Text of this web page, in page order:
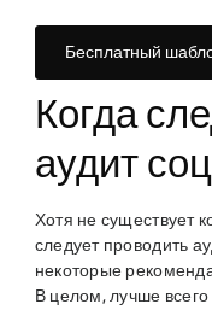
Бесплатный
Когда
аудит
Хотя не существует
следует проводить
некоторые
В целом, лучше